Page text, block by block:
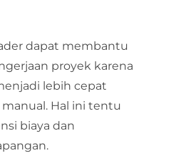
dapat membantu
proyek karena
lebih cepat
Hal ini tentu
biaya dan